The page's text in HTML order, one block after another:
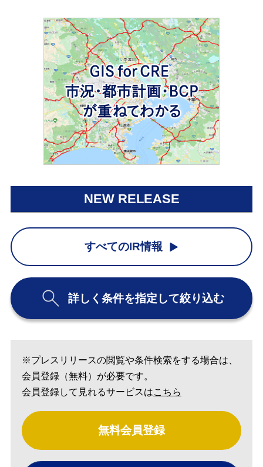
NEW RELEASE
すべてのIR情報
詳しく条件を指定して絞り込む
※プレスリリースの閲覧や条件検索をする場合は、
会員登録（無料）が必要です。
会員登録して見れるサービスはこちら
無料会員登録